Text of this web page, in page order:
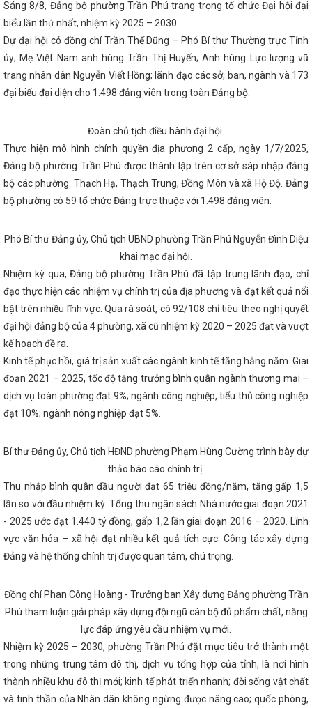
TRIỂN KHAI CHƯƠNG TRÌNH HÀNH ĐỘNG QUỐC GIA VỀ SẢN
GIAI ĐOẠN 2026 - 2030
Hà Tĩnh kêu gọi người dân “Tiết kiệm
Đại tiệc của âm thanh, ánh sáng - Đêm hội Countdown lớn nhất Hà
đầu năm tiếp tục xu hướng phục hồi
Trình Quốc hội điều
2026
Toàn văn phát biểu khai mạc Hội nghị Trung ương 13
Thủ tướng Phạm Minh Chính kết thúc tốt đẹp chuyến thăm cấp
nay Quốc hội chốt mô hình chính quyền địa phương và họp phiên bế
công ty sản xuất thép VinMetal tại Hà Tĩnh, đầu tư 10.000 tỷ đồng
Đại hội điểm Công đoàn Công ty cổ phần Phát triển công nghiệp -
Khai mạc Hội chợ Quốc tế Hàng lang kinh tế Đông Tây (EWEC) –
họp thường kỳ UBND tỉnh tháng 9/2025
Khánh thành Nhà máy
suất 100 triệu lít/năm
Hà Tĩnh tham gia trưng bày, giới thiệu,
quốc tế Thương mại, Du lịch và Đầu tư Hành lang kinh tế Đông Tây
đàm giữa Bộ trưởng Nguyễn Hồng Diên và đồng chí Trần Cương,
tộc Choang Quảng Tây, Trung Quốc
Chủ tịch Quốc hội Vương
NĂM 2026
Hà Tĩnh thông báo điều chỉnh thời gian đại hội
Quy định về áp dụng, sử dụng văn bản, giấy tờ đã được ban
uỷ Khối CCQ&DN tỉnh tổ chức Hội thi Dân vận khéo năm 2024
thứ 73 công nhận Việt Nam là quốc gia có nền kinh tế thị trường
Hà Tĩnh - 20 năm một chặng đường
Sớm có chính sách
điện
Nâng cao chất lượng công tác tham mưu, phục vụ của
nguyên chuyển đổi số
Nhiều cơ hội thu hút đầu tư, thương mại
tại Hội chợ thương mại quốc tế Vietnam Expo 2023
Bộ Công
Công ty TNHH MTV Vận hành hệ thống điện và thị trường điện
nữ và bình đẳng giới là nhiệm vụ chính trị trọng tâm, xuyên suốt
THƯƠNG QUÝ I NĂM 2023
Tổ chức các hoạt động hưởng ứng
dùng Việt Nam năm 2025
Chủ tịch UBND tỉnh ban hành Công
Hà Tĩnh trong giai đoạn phát triển mới
Công ty Điện lực Hà
nhờ ứng dụng mạnh mẽ chuyển đổi số
quốc từ 01/6/2026
VinFast và chương trình “Tự hào quê
công Đại hội Chi đoàn Sở Công Thương nhiệm kỳ 2024-2027
hàng công nghiệp nông thôn tiêu biểu khu vực phía Bắc năm 2022
phán lần thứ 8 nâng cấp Hiệp định Thương mại Tự do ASEAN-Trung
giao Trung tâm Điều độ Hệ thống điện Quốc gia về Bộ Công
ấm áp cho đoàn viên, người lao động
Công bố thành lập
vận Tỉnh ủy Hà Tĩnh
Gần 100 sản phẩm đặc trưng của Hà Tĩnh
năm 2025
THÔNG CÁO BÁO CHÍ VỀ HỘI NGHỊ TRỰC TUYẾN
VỀ CÁC GIẢI PHÁP THÚC ĐẨY PHÁT TRIỂN SẢN XUẤT KINH DOANH
người tiêu dùng Thủ đô tại Hội chợ Mùa thu 2025 lần thứ nhất
Cổng Khánh 3, tổng vốn gần 447 tỷ đồng
Tích cực, chủ
thúc đẩy kinh tế tuần hoàn, sản xuất và tiêu dùng bền vững,
chính sách xanh của Liên minh Châu Âu
Phó Giám đốc Sở
diện tại các Công đoàn cơ sở trực thuộc
Trao 21 giải Cuộc thi
đổi số lĩnh vực Công Thương
Nghị định của Chính phủ về
lực thi hành kể từ ngày 01/8/2024
Kết nối thị trường tiêu thụ
CĐN Công Thương: Phát động Tháng Công nhân năm 2023
tiêu thụ sản phẩm (Theo Đài Phát thanh và Truyền hình Hà Tĩnh)
Sáng 8/8, Đảng bộ phường Trần Phú trang trọng tổ chức Đại hội đại
biểu lần thứ nhất, nhiệm kỳ 2025 – 2030.
Dự đại hội có đồng chí Trần Thế Dũng – Phó Bí thư Thường trực Tỉnh
ủy; Mẹ Việt Nam anh hùng Trần Thị Huyến; Anh hùng Lực lượng vũ
trang nhân dân Nguyễn Viết Hồng; lãnh đạo các sở, ban, ngành và 173
đại biểu đại diện cho 1.498 đảng viên trong toàn Đảng bộ.
Đoàn chủ tịch điều hành đại hội.
Thực hiện mô hình chính quyền địa phương 2 cấp, ngày 1/7/2025,
Đảng bộ phường Trần Phú được thành lập trên cơ sở sáp nhập đảng
bộ các phường: Thạch Hạ, Thạch Trung, Đồng Môn và xã Hộ Độ. Đảng
bộ phường có 59 tổ chức Đảng trực thuộc với 1.498 đảng viên.
Phó Bí thư Đảng ủy, Chủ tịch UBND phường Trần Phú Nguyễn Đình Diệu
khai mạc đại hội.
Nhiệm kỳ qua, Đảng bộ phường Trần Phú đã tập trung lãnh đạo, chỉ
đạo thực hiện các nhiệm vụ chính trị của địa phương và đạt kết quả nổi
bật trên nhiều lĩnh vực. Qua rà soát, có 92/108 chỉ tiêu theo nghị quyết
đại hội đảng bộ của 4 phường, xã cũ nhiệm kỳ 2020 – 2025 đạt và vượt
kế hoạch đề ra.
Kinh tế phục hồi, giá trị sản xuất các ngành kinh tế tăng hằng năm. Giai
đoạn 2021 – 2025, tốc độ tăng trưởng bình quân ngành thương mại –
dịch vụ toàn phường đạt 9%; ngành công nghiệp, tiểu thủ công nghiệp
đạt 10%; ngành nông nghiệp đạt 5%.
Bí thư Đảng ủy, Chủ tịch HĐND phường Phạm Hùng Cường trình bày dự
thảo báo cáo chính trị.
Thu nhập bình quân đầu người đạt 65 triệu đồng/năm, tăng gấp 1,5
lần so với đầu nhiệm kỳ. Tổng thu ngân sách Nhà nước giai đoạn 2021
- 2025 ước đạt 1.440 tỷ đồng, gấp 1,2 lần giai đoạn 2016 – 2020. Lĩnh
vực văn hóa – xã hội đạt nhiều kết quả tích cực. Công tác xây dựng
Đảng và hệ thống chính trị được quan tâm, chú trọng.
Đồng chí Phan Công Hoàng - Trưởng ban Xây dựng Đảng phường Trần
Phú tham luận giải pháp xây dựng đội ngũ cán bộ đủ phẩm chất, năng
lực đáp ứng yêu cầu nhiệm vụ mới.
Nhiệm kỳ 2025 – 2030, phường Trần Phú đặt mục tiêu trở thành một
trong những trung tâm đô thị, dịch vụ tổng hợp của tỉnh, là nơi hình
thành nhiều khu đô thị mới; kinh tế phát triển nhanh; đời sống vật chất
và tinh thần của Nhân dân không ngừng được nâng cao; quốc phòng,